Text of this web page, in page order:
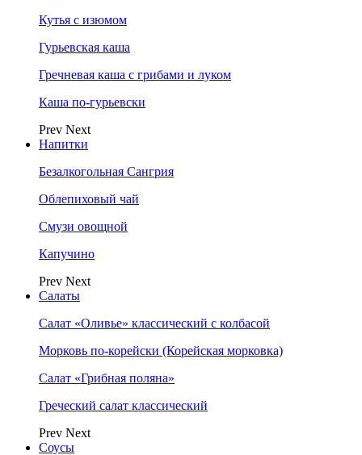
Кутья с изюмом
Гурьевская каша
Гречневая каша с грибами и луком
Каша по-гурьевски
Prev Next
Напитки
Безалкогольная Сангрия
Облепиховый чай
Смузи овощной
Капучино
Prev Next
Салаты
Салат «Оливье» классический с колбасой
Морковь по-корейски (Корейская морковка)
Салат «Грибная поляна»
Греческий салат классический
Prev Next
Соусы